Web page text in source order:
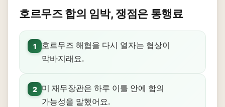
호르무즈 합의 임박, 쟁점은 통행료
1
호르무즈 해협을 다시 열자는 협상이
막바지래요.
2
미 재무장관은 하루 이틀 안에 합의
가능성을 말했어요.